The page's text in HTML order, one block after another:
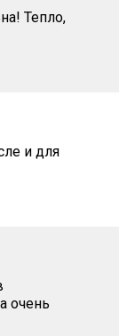
Тепло,
и для
очень